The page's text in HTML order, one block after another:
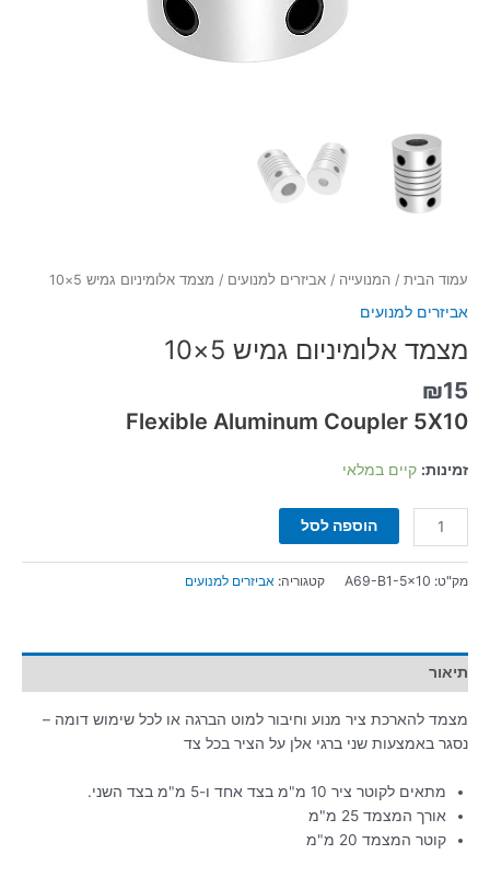
עמוד הבית / המנועייה / אביזרים למנועים / מצמד אלומיניום גמיש 5×10
אביזרים למנועים
מצמד אלומיניום גמיש 5×10
₪15
Flexible Aluminum Coupler 5X10
זמינות: קיים במלאי
הוספה לסל
מק"ט: A69-B1-5x10 קטגוריה: אביזרים למנועים
תיאור
מצמד להארכת ציר מנוע וחיבור למוט הברגה או לכל שימוש דומה –
נסגר באמצעות שני ברגי אלן על הציר בכל צד
מתאים לקוטר ציר 10 מ"מ בצד אחד ו-5 מ"מ בצד השני.
אורך המצמד 25 מ"מ
קוטר המצמד 20 מ"מ